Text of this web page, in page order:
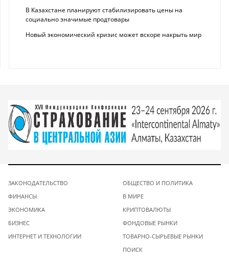
В Казахстане планируют стабилизировать цены на
социально значимые продтовары
Новый экономический кризис может вскоре накрыть мир
ЗАКОНОДАТЕЛЬСТВО
ФИНАНСЫ
ЭКОНОМИКА
БИЗНЕС
ИНТЕРНЕТ И ТЕХНОЛОГИИ
ОБЩЕСТВО И ПОЛИТИКА
В МИРЕ
КРИПТОВАЛЮТЫ
ФОНДОВЫЕ РЫНКИ
ТОВАРНО-СЫРЬЕВЫЕ РЫНКИ
ПОИСК